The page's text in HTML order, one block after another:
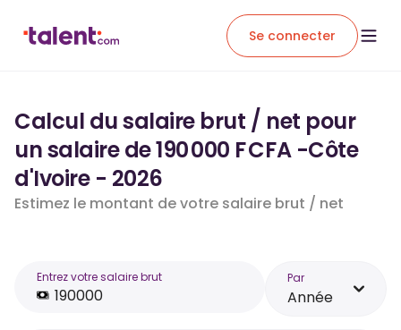
Se connecter
Calcul du salaire brut / net pour
un salaire de 190 000 F CFA -Côte
d'Ivoire - 2026
Estimez le montant de votre salaire brut / net
Entrez votre salaire brut Par
Année